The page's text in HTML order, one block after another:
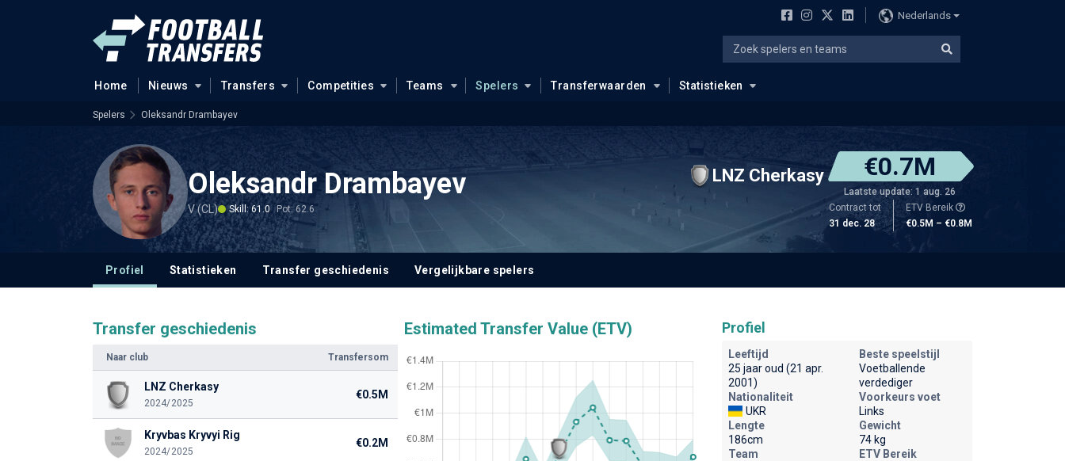
Nederlands
Home Nieuws Transfers Competities Teams Spelers Transferwaarden Statistieken
Spelers Oleksandr Drambayev
Oleksandr Drambayev
V (CL) Skill: 61.0 Pot: 62.6
LNZ Cherkasy €0.7M
Laatste update: 1 aug. 26
Contract tot
31 dec. 28
ETV Bereik
€0.5M – €0.8M
Profiel Statistieken Transfer geschiedenis Vergelijkbare spelers
Transfer geschiedenis
Naar club Transfersom
LNZ Cherkasy
2024/2025
€0.5M
Kryvbas Kryvyi Rig
2024/2025
€0.2M
Estimated Transfer Value (ETV) Profiel
Leeftijd
25 jaar oud (21 apr.
2001)
Beste speelstijl
Voetballende
verdediger
Nationaliteit
UKR
Voorkeurs voet
Links
Lengte
186cm
Gewicht
74 kg
Team
ETV Bereik